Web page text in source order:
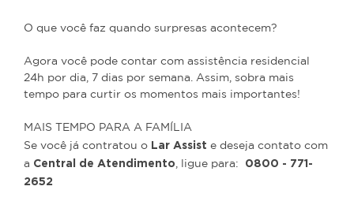
O que você faz quando surpresas acontecem?
Agora você pode contar com assistência residencial
24h por dia, 7 dias por semana. Assim, sobra mais
tempo para curtir os momentos mais importantes!
MAIS TEMPO PARA A FAMÍLIA
Se você já contratou o Lar Assist e deseja contato com
a Central de Atendimento, ligue para:
0800 - 771-
2652